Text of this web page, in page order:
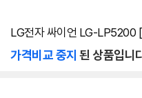
LG전자 싸이언 LG-LP5200
가격비교 중지 된 상품입니